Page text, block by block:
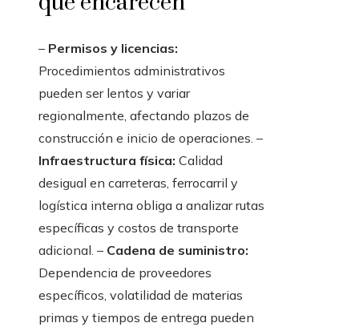
– Permisos y licencias:
Procedimientos administrativos
pueden ser lentos y variar
regionalmente, afectando plazos de
construcción e inicio de operaciones. –
Infraestructura física: Calidad
desigual en carreteras, ferrocarril y
logística interna obliga a analizar rutas
específicas y costos de transporte
adicional. – Cadena de suministro:
Dependencia de proveedores
específicos, volatilidad de materias
primas y tiempos de entrega pueden